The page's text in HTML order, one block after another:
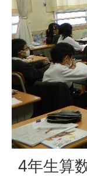
4年生算